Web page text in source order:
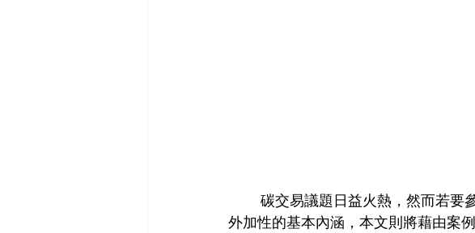
外加性的基本內涵，本文則將藉由案